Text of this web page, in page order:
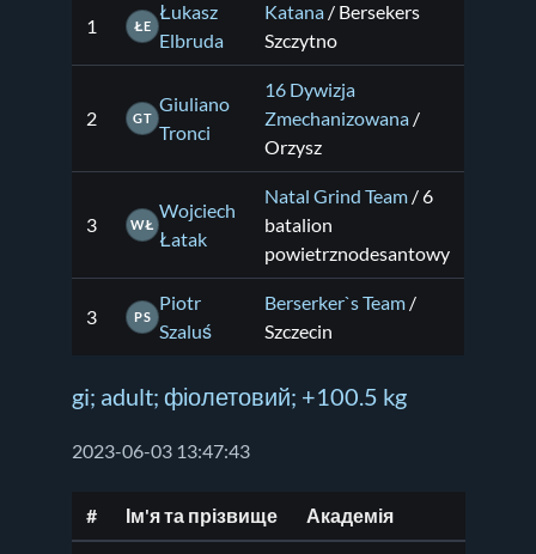
1 ŁE
Łukasz
Elbruda
Katana / Bersekers
Szczytno
2 GT
Giuliano
Tronci
16 Dywizja
Zmechanizowana /
Orzysz
3 WŁ
Wojciech
Łatak
Natal Grind Team / 6
batalion
powietrznodesantowy
3 PS
Piotr
Szaluś
Berserker`s Team /
Szczecin
gi; adult; фіолетовий; +100.5 kg
2023-06-03 13:47:43
# Ім'я та прізвище Академія